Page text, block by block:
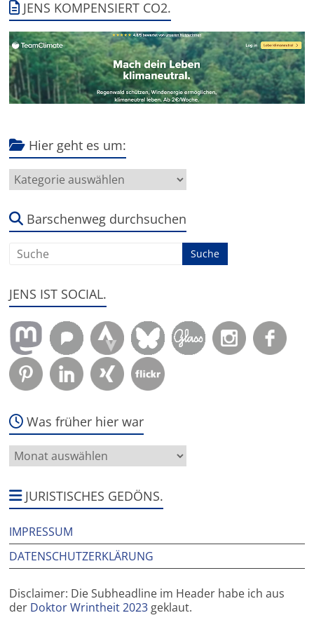
JENS KOMPENSIERT CO2.
Hier geht es um:
Hier
geht
um:Barschenweg durchsuchen
JENS IST SOCIAL.
Was früher hier war
Was
früher
warJURISTISCHES GEDÖNS.
IMPRESSUM
DATENSCHUTZERKLÄRUNG
Disclaimer: Die Subheadline im Header habe ich aus
der Doktor Wrintheit 2023 geklaut.